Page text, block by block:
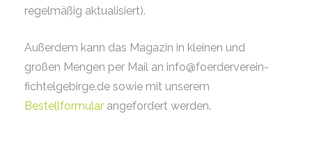
regelmäßig aktualisiert).
Außerdem kann das Magazin in kleinen und
großen Mengen per Mail an info@foerderverein-
fichtelgebirge.de sowie mit unserem
Bestellformular angefordert werden.